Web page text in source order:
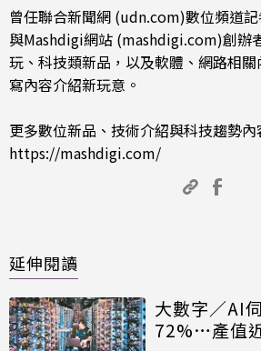
曾任聯合新聞網 (udn.com)數位頻道
與Mashdigi網站 (mashdigi.com)創辦
玩、科技類新品，以及軟體、網路相
寫內容介紹新玩意。
更多數位新品、技術介紹與科技趨勢內
https://mashdigi.com/
延伸閱讀
大數字／AI
72%…產值